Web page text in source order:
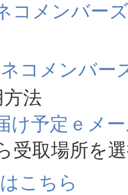
コメンバーズ
コメンバー
法
け予定ｅメ
受取場所を
こちら